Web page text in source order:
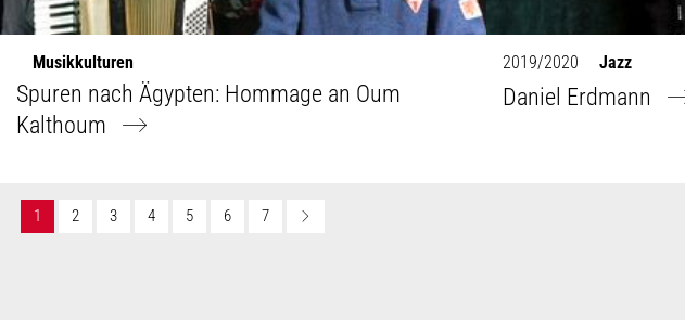
Musikkulturen
Spuren nach Ägypten: Hommage an Oum
Kalthoum
2019/2020 Jazz
Daniel Erdmann
1 2 3 4 5 6 7